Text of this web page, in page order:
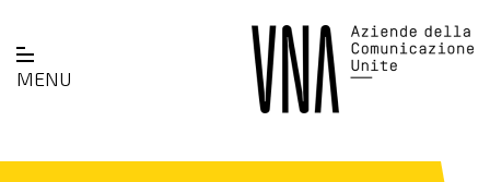
MENU